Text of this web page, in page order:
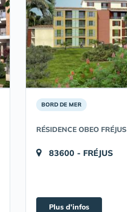
BORD DE MER
RÉSIDENCE OBEO FRÉJUS
83600 - FRÉJUS
Plus d'infos